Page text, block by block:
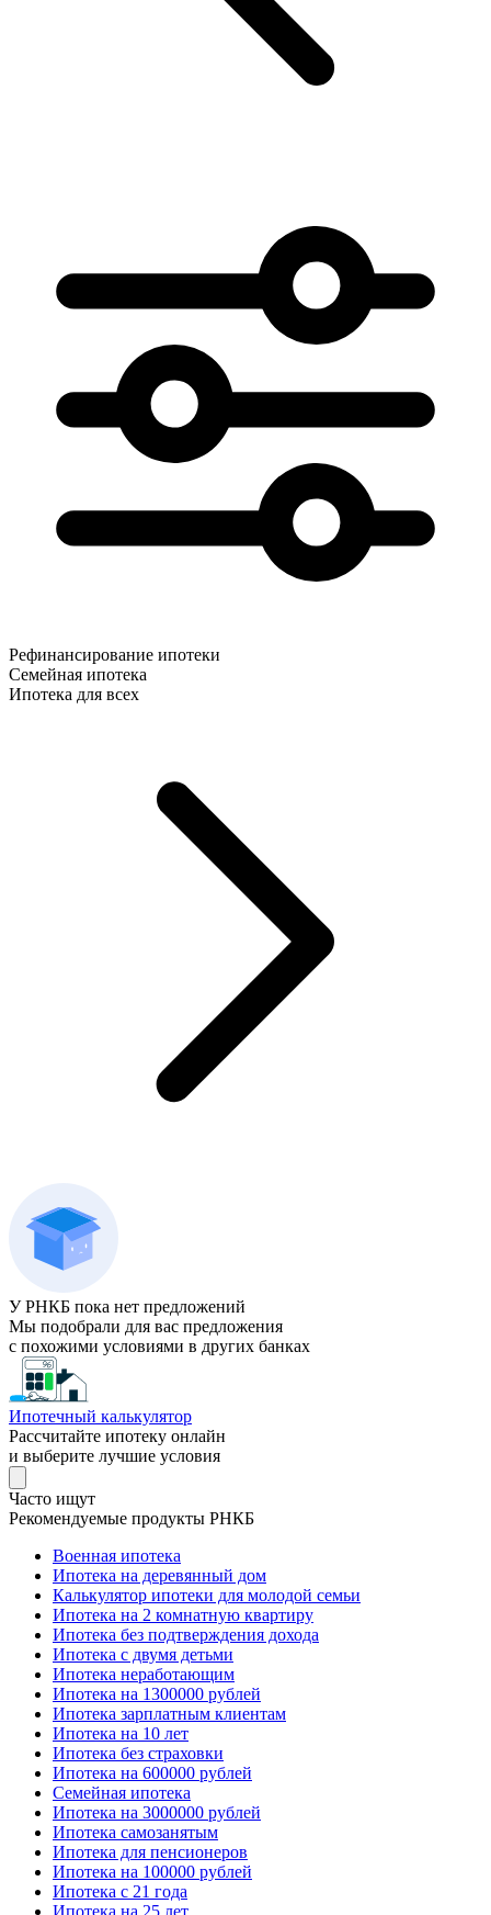
Рефинансирование ипотеки
Семейная ипотека
Ипотека для всех
У РНКБ пока нет предложений
Мы подобрали для вас предложения
с похожими условиями в других банках
Ипотечный калькулятор
Рассчитайте ипотеку онлайн
и выберите лучшие условия
Часто ищут
Рекомендуемые продукты РНКБ
Военная ипотека
Ипотека на деревянный дом
Калькулятор ипотеки для молодой семьи
Ипотека на 2 комнатную квартиру
Ипотека без подтверждения дохода
Ипотека с двумя детьми
Ипотека неработающим
Ипотека на 1300000 рублей
Ипотека зарплатным клиентам
Ипотека на 10 лет
Ипотека без страховки
Ипотека на 600000 рублей
Семейная ипотека
Ипотека на 3000000 рублей
Ипотека самозанятым
Ипотека для пенсионеров
Ипотека на 100000 рублей
Ипотека с 21 года
Ипотека на 25 лет